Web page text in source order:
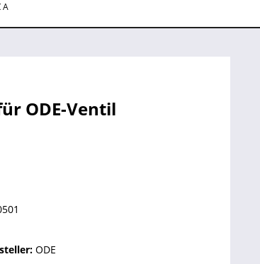
ODE-Ventil
ODE